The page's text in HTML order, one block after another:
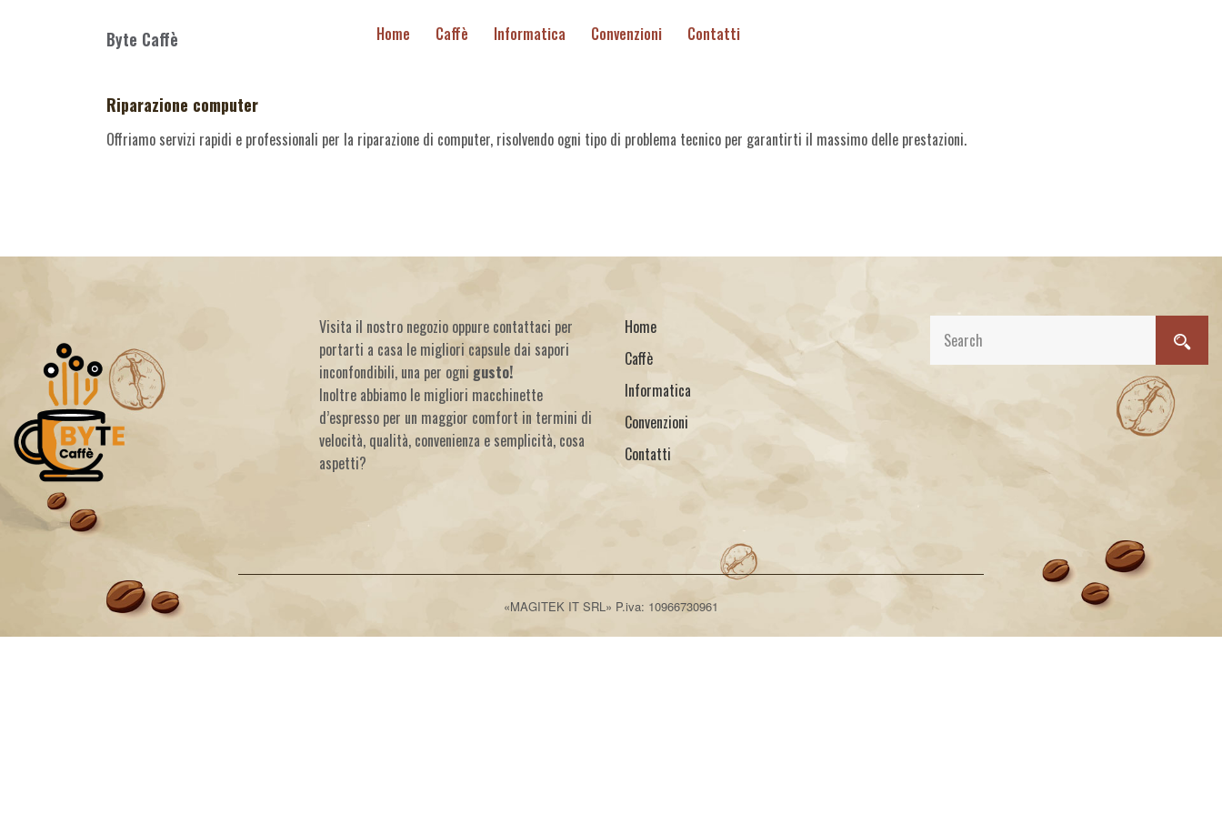
Byte Caffè Home Caffè Informatica Convenzioni Contatti
Riparazione computer
Offriamo servizi rapidi e professionali per la riparazione di computer, risolvendo ogni tipo di problema tecnico per garantirti il massimo delle prestazioni.
Visita il nostro negozio oppure contattaci per
portarti a casa le migliori capsule dai sapori
inconfondibili, una per ogni gusto!
Inoltre abbiamo le migliori macchinette
d’espresso per un maggior comfort in termini di
velocità, qualità, convenienza e semplicità, cosa
aspetti?
Home
Caffè
Informatica
Convenzioni
Contatti
«MAGITEK IT SRL» P.iva: 10966730961